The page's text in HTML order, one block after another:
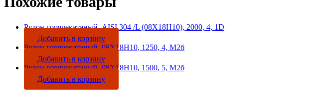
Рулон горячекатаный, AISI 304 /L (08Х18Н10), 2000, 4, 1D
Добавить в корзину
Рулон горячекатаный, 08Х18Н10, 1250, 4, М2б
Добавить в корзину
Рулон горячекатаный, 08Х18Н10, 1500, 5, М2б
Добавить в корзину